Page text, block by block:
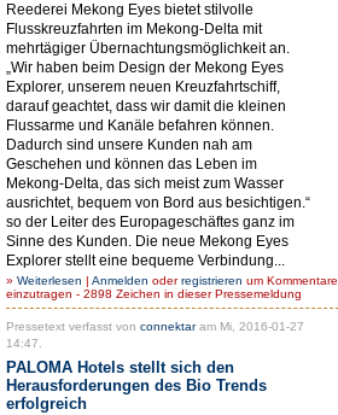
Reederei Mekong Eyes bietet stilvolle
Flusskreuzfahrten im Mekong-Delta mit
mehrtägiger Übernachtungsmöglichkeit an.
„Wir haben beim Design der Mekong Eyes
Explorer, unserem neuen Kreuzfahrtschiff,
darauf geachtet, dass wir damit die kleinen
Flussarme und Kanäle befahren können.
Dadurch sind unsere Kunden nah am
Geschehen und können das Leben im
Mekong-Delta, das sich meist zum Wasser
ausrichtet, bequem von Bord aus besichtigen.“
so der Leiter des Europageschäftes ganz im
Sinne des Kunden. Die neue Mekong Eyes
Explorer stellt eine bequeme Verbindung...
» Weiterlesen | Anmelden oderregistrieren um Kommentare
einzutragen - 2898 Zeichen in dieser Pressemeldung
Pressetext verfasst von connektaram Mi, 2016-01-27
14:47.
PALOMA Hotels stellt sich den
Herausforderungen des Bio Trends
erfolgreich